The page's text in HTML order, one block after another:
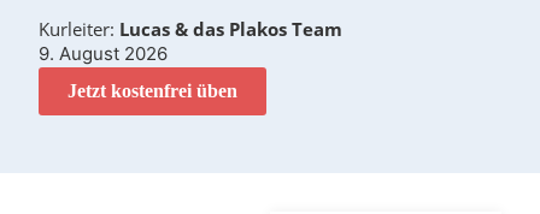
Kurleiter: Lucas & das Plakos Team
9. August 2026
Jetzt kostenfrei üben